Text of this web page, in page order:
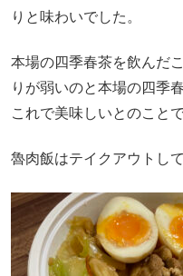
りと味わいでした。
本場の四季春茶を飲んだ
りが弱いのと本場の四季
これで美味しいとのこと
魯肉飯はテイクアウトし